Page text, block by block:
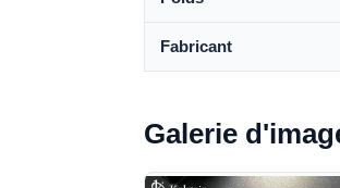
Fabricant
Galerie